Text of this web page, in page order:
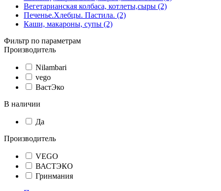
Вегетарианская колбаса, котлеты,сыры (2)
Печенье.Хлебцы. Пастила. (2)
Каши, макароны, супы (2)
Фильтр по параметрам
Производитель
Nilambari
vego
ВастЭко
В наличии
Да
Производитель
VEGO
ВАСТЭКО
Гринмания